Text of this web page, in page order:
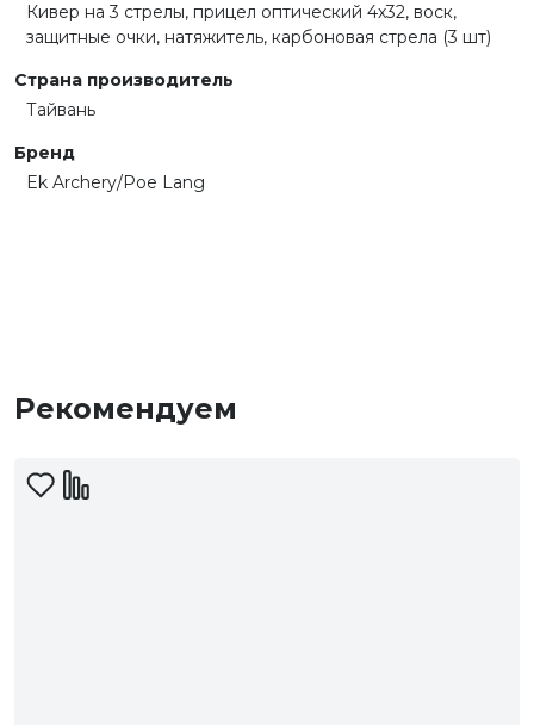
Кивер на 3 стрелы, прицел оптический 4х32, воск,
защитные очки, натяжитель, карбоновая стрела (3 шт)
Страна производитель
Тайвань
Бренд
Ek Archery/Poe Lang
Рекомендуем